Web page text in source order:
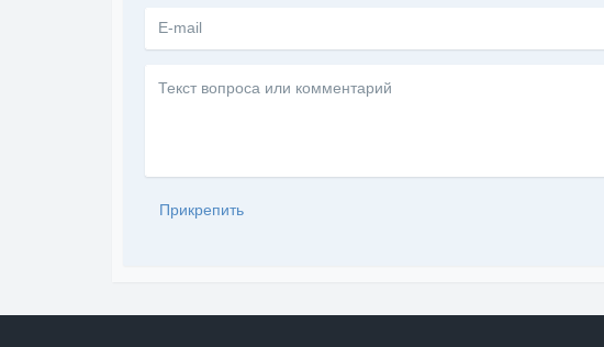
вопроса
Прикрепить